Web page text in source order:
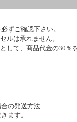
ずご確認下さい。
ルは承れません。
して、商品代金の30％
の発送方法
ます。